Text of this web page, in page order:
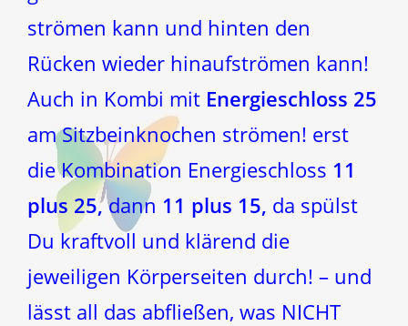
strömen kann und hinten den
Rücken wieder hinaufströmen kann!
Auch in Kombi mit Energieschloss 25
am Sitzbeinknochen strömen! erst
die Kombination Energieschloss 11
plus 25,dann 11 plus 15, da spülst
Du kraftvoll und klärend die
jeweiligen Körperseiten durch! – und
lässt all das abfließen, was NICHT